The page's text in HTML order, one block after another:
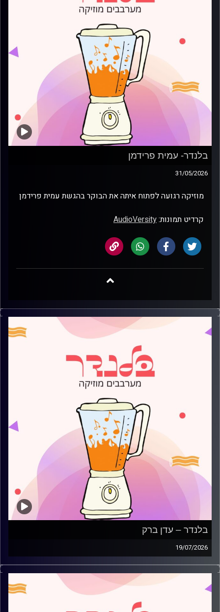
בלנדר- עמית פרידמן
31/05/2026
מוזיקה רגועה לפתוח איתה את הבוקר בהגשת עמית פרידמן
קרדיט תמונות:AudioVersity
בלנדר – עדן ברק
19/07/2026
מוזיקה קצבית חדשה עם עדן ברק
קרדיט תמונות:
AudioVersity